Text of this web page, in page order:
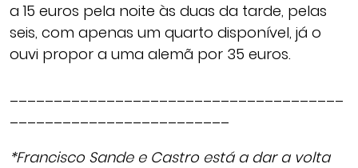
a 15 euros pela noite às duas da tarde, pelas
seis, com apenas um quarto disponível, já o
ouvi propor a uma alemã por 35 euros.
*Francisco Sande e Castro está a dar a volta